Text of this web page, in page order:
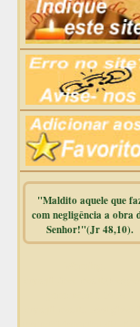
"Maldito aquele que
com negligência a obra
Senhor!"(Jr 48,10).